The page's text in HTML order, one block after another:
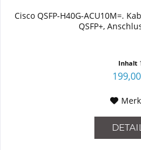
Cisco QSFP-H40G-ACU10M=.
QSFP+,
Inhalt 1